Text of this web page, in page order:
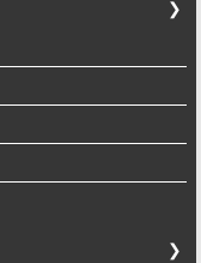
❯
❯